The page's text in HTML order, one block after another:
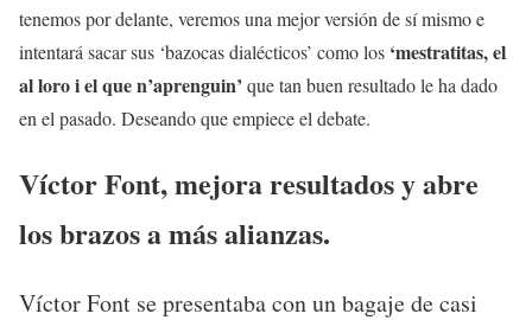
tenemos por delante, veremos una mejor versión de sí mismo e
intentará sacar sus ‘bazocas dialécticos’ como los ‘mestratitas, el
al loro i el que n’aprenguin’ que tan buen resultado le ha dado
en el pasado. Deseando que empiece el debate.
Víctor Font, mejora resultados y abre
los brazos a más alianzas.
Víctor Font se presentaba con un bagaje de casi